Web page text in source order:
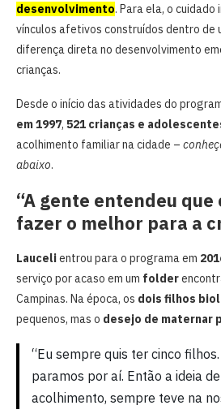
desenvolvimento. Para ela, o cuidado
vínculos afetivos construídos dentro de
diferença direta no desenvolvimento
crianças.
Desde o início das atividades do
em 1997, 521 crianças e
acolhimento familiar na cidade –
abaixo.
“A gente entendeu
fazer o melhor para a
Laucelientrou para o programa em
serviço por acaso em um folder
Campinas. Na época, os dois filhos
pequenos, mas o desejo de maternar
“Eu sempre quis ter cinco
paramos por aí. Então a ideia
acolhimento, sempre teve na